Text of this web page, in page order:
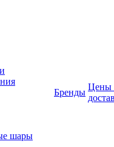
шары
Бренды
Цены